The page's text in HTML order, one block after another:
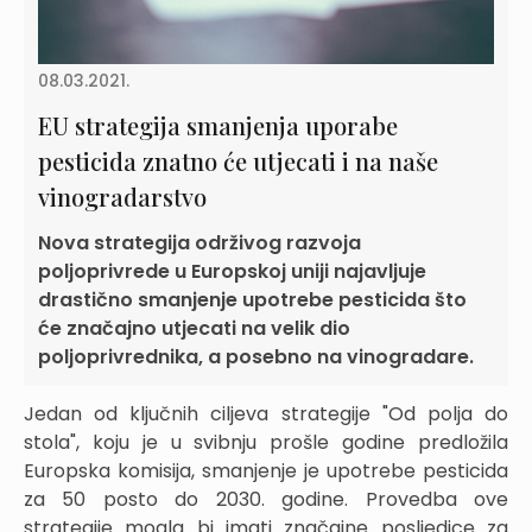
08.03.2021.
EU strategija smanjenja uporabe
pesticida znatno će utjecati i na naše
vinogradarstvo
Nova strategija održivog razvoja
poljoprivrede u Europskoj uniji najavljuje
drastično smanjenje upotrebe pesticida što
će značajno utjecati na velik dio
poljoprivrednika, a posebno na vinogradare.
Jedan od ključnih ciljeva strategije "Od polja do
stola", koju je u svibnju prošle godine predložila
Europska komisija, smanjenje je upotrebe pesticida
za 50 posto do 2030. godine. Provedba ove